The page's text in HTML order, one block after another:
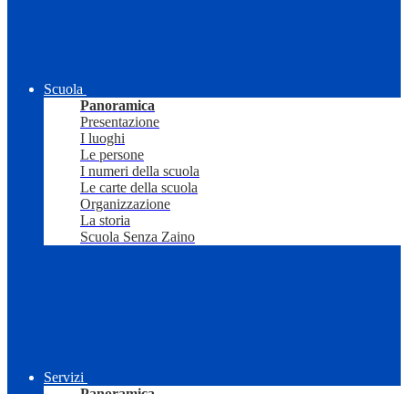
Scuola
Panoramica
Presentazione
I luoghi
Le persone
I numeri della scuola
Le carte della scuola
Organizzazione
La storia
Scuola Senza Zaino
Servizi